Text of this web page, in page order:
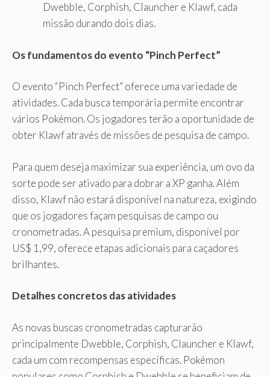
Dwebble, Corphish, Clauncher e Klawf, cada
missão durando dois dias.
Os fundamentos do evento “Pinch Perfect”
O evento “Pinch Perfect” oferece uma variedade de
atividades. Cada busca temporária permite encontrar
vários Pokémon. Os jogadores terão a oportunidade de
obter Klawf através de missões de pesquisa de campo.
Para quem deseja maximizar sua experiência, um ovo da
sorte pode ser ativado para dobrar a XP ganha. Além
disso, Klawf não estará disponível na natureza, exigindo
que os jogadores façam pesquisas de campo ou
cronometradas. A pesquisa premium, disponível por
US$ 1,99, oferece etapas adicionais para caçadores
brilhantes.
Detalhes concretos das atividades
As novas buscas cronometradas capturarão
principalmente Dwebble, Corphish, Clauncher e Klawf,
cada um com recompensas específicas. Pokémon